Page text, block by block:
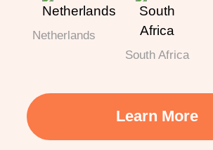
Netherlands
South Africa
Learn More